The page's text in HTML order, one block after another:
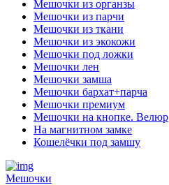
Мешочки из органзы
Мешочки из парчи
Мешочки из ткани
Мешочки из экокожи
Мешочки под ложки
Мешочки лен
Мешочки замша
Мешочки бархат+парча
Мешочки премиум
Мешочки на кнопке. Велюр
На магнитном замке
Кошелёчки под замшу
Мешочки